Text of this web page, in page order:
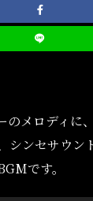
のメロディに
シンセサウン
です。